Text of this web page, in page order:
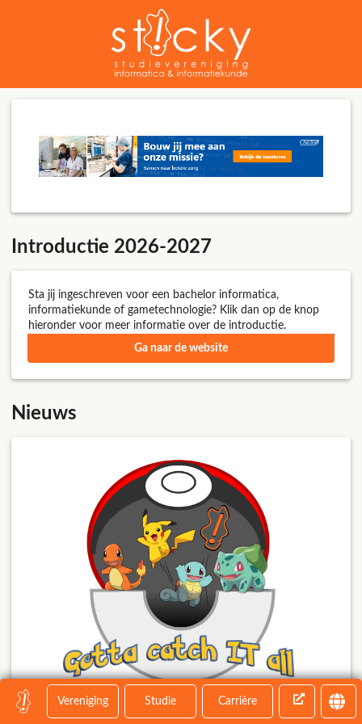
Nieuws
De kaartverkoop van de introductie is 2026-06-
Introductie 2026-2027
Sta jij ingeschreven voor een bachelor informatica,
informatiekunde of gametechnologie? Klik dan op de knop
hieronder voor meer informatie over de introductie.
Ga naar de website
Vereniging Studie Carrière